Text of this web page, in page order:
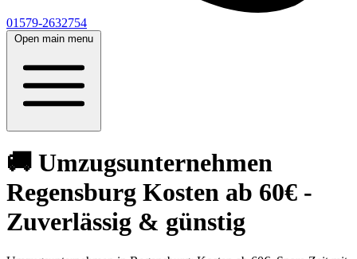
01579-2632754
Open main menu
🚚 Umzugsunternehmen
Regensburg Kosten ab 60€ -
Zuverlässig & günstig